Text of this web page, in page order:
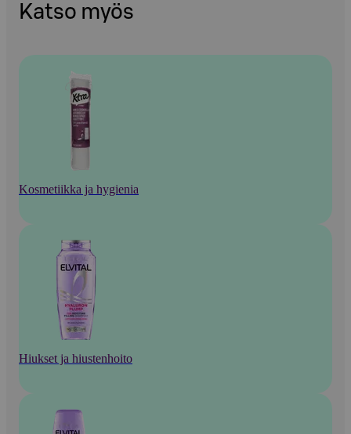
Katso myös
Kosmetiikka ja hygienia
Hiukset ja hiustenhoito